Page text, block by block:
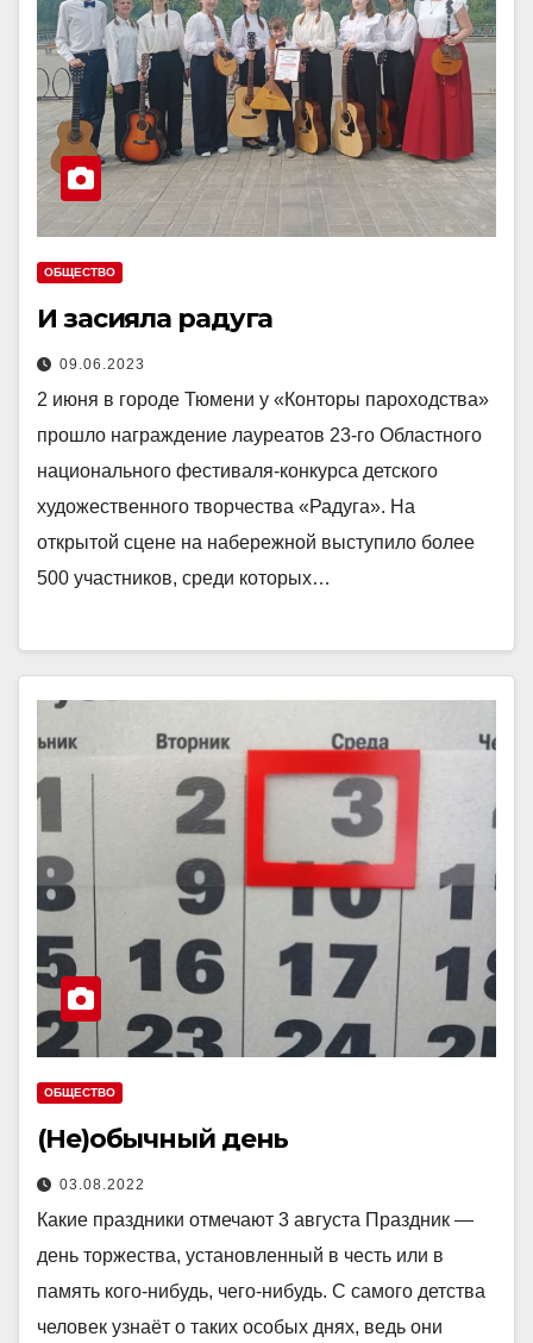
ОБЩЕСТВО
И засияла радуга
09.06.2023
2 июня в городе Тюмени у «Конторы пароходства»
прошло награждение лауреатов 23-го Областного
национального фестиваля-конкурса детского
художественного творчества «Радуга». На
открытой сцене на набережной выступило более
500 участников, среди которых…
ОБЩЕСТВО
(Не)обычный день
03.08.2022
Какие праздники отмечают 3 августа Праздник —
день торжества, установленный в честь или в
память кого-нибудь, чего-нибудь. С самого детства
человек узнаёт о таких особых днях, ведь они